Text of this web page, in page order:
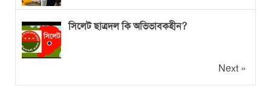
সিলেট ছাত্রদল কি অভিভাবকহীন?
Next »